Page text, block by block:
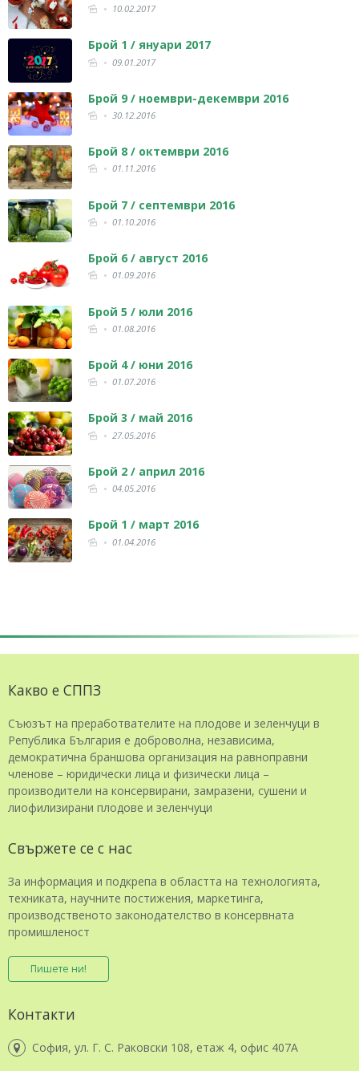
10.02.2017
Брой 1 / януари 2017
09.01.2017
Брой 9 / ноември-декември 2016
30.12.2016
Брой 8 / октември 2016
01.11.2016
Брой 7 / септември 2016
01.10.2016
Брой 6 / август 2016
01.09.2016
Брой 5 / юли 2016
01.08.2016
Брой 4 / юни 2016
01.07.2016
Брой 3 / май 2016
27.05.2016
Брой 2 / април 2016
04.05.2016
Брой 1 / март 2016
01.04.2016
Какво е СППЗ
Съюзът на преработвателите на плодове и зеленчуци в
Република България е доброволна, независима,
демократична браншова организация на равноправни
членове – юридически лица и физически лица –
производители на консервирани, замразени, сушени и
лиофилизирани плодове и зеленчуци
Свържете се с нас
За информация и подкрепа в областта на технологията,
техниката, научните постижения, маркетинга,
производственото законодателство в консервната
промишленост
Пишете ни!
Контакти
София, ул. Г. С. Раковски 108, етаж 4, офис 407А